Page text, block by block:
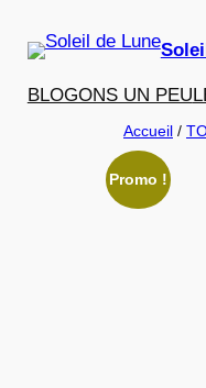
BLOGONS UN PEU
Accueil /
Promo !